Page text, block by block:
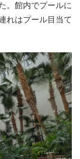
。館内でプールに
れはプール目当て